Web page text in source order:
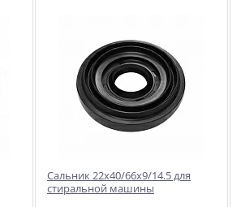
Сальник 22x40/66x9/14.5 для
стиральной машины